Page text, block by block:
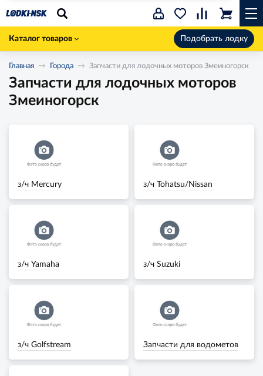
Каталог товаров Подобрать лодку
Главная Города Запчасти для лодочных моторов Змеиногорск
Запчасти для лодочных моторов
Змеиногорск
з/ч Mercury з/ч Tohatsu/Nissan
з/ч Yamaha з/ч Suzuki
з/ч Golfstream Запчасти для водометов